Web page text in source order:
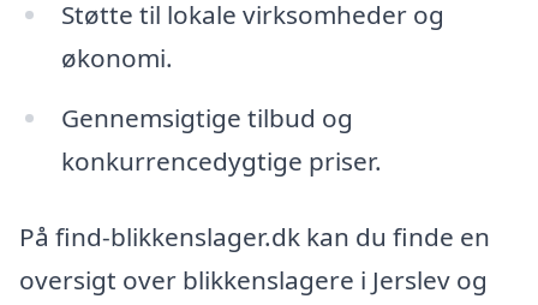
Støtte til lokale virksomheder og
økonomi.
Gennemsigtige tilbud og
konkurrencedygtige priser.
På find-blikkenslager.dk kan du finde en
oversigt over blikkenslagere i Jerslev og